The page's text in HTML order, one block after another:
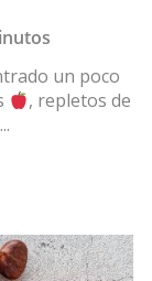
un poco
, repletos de